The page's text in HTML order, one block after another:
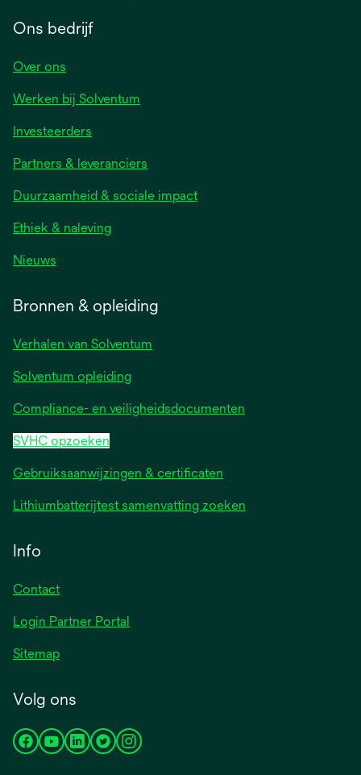
Ons bedrijf
Over ons
Werken bij Solventum
Investeerders
Partners & leveranciers
Duurzaamheid & sociale impact
Ethiek & naleving
Nieuws
Bronnen & opleiding
Verhalen van Solventum
Solventum opleiding
Compliance- en veiligheidsdocumenten
SVHC opzoeken
Gebruiksaanwijzingen & certificaten
Lithiumbatterijtest samenvatting zoeken
Info
Contact
Login Partner Portal
Sitemap
Volg ons
opensopensopensopensopens